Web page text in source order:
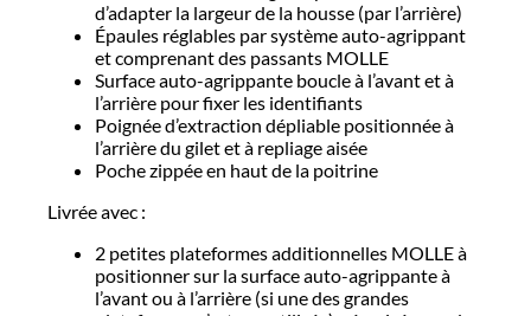
d’adapter la largeur de la housse (par l’arrière)
Épaules réglables par système auto-agrippant
et comprenant des passants MOLLE
Surface auto-agrippante boucle à l’avant et à
l’arrière pour fixer les identifiants
Poignée d’extraction dépliable positionnée à
l’arrière du gilet et à repliage aisée
Poche zippée en haut de la poitrine
Livrée avec :
2 petites plateformes additionnelles MOLLE à
positionner sur la surface auto-agrippante à
l’avant ou à l’arrière (si une des grandes